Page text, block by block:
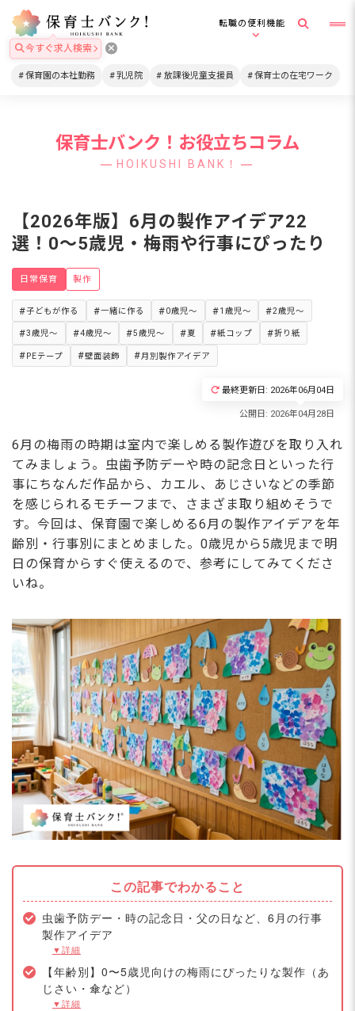
転職の便利機能
今すぐ求人検索
保育園の本社勤務 乳児院 放課後児童支援員 保育士の在宅ワーク
保育士バンク！お役立ちコラム
HOIKUSHI BANK！
【2026年版】6月の製作アイデア22
選！0〜5歳児・梅雨や行事にぴったり
日常保育 製作
子どもが作る 一緒に作る 0歳児～ 1歳児～ 2歳児～
3歳児～ 4歳児～ 5歳児～ 夏 紙コップ 折り紙
PEテープ 壁面装飾 月別製作アイデア
最終更新日: 2026年06月04日
6月の梅雨の時期は室内で楽しめる製作遊びを取り入れ
てみましょう。虫歯予防デーや時の記念日といった行
事にちなんだ作品から、カエル、あじさいなどの季節
を感じられるモチーフまで、さまざま取り組めそうで
す。今回は、保育園で楽しめる6月の製作アイデアを年
齢別・行事別にまとめました。0歳児から5歳児まで明
日の保育からすぐ使えるので、参考にしてみてくださ
いね。
この記事でわかること
虫歯予防デー・時の記念日・父の日など、6月の行事
製作アイデア
▼詳細
【年齢別】0〜5歳児向けの梅雨にぴったりな製作（あ
じさい・傘など）
▼詳細